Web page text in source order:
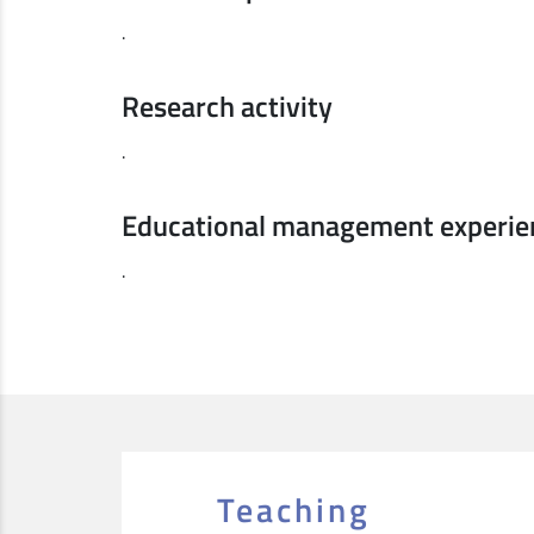
.
Research activity
.
Educational management
.
Teaching